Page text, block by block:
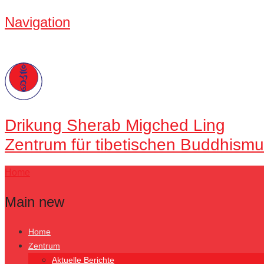
Navigation
Drikung Sherab Migched Ling
Zentrum für tibetischen
Home
Main new
Home
Zentrum
Aktuelle Berichte